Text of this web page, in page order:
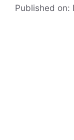
Published on: